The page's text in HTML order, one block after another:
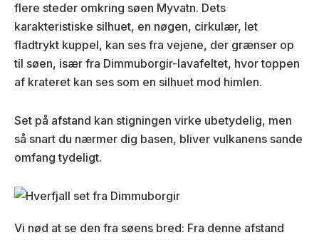
flere steder omkring søen Myvatn. Dets
karakteristiske silhuet, en nøgen, cirkulær, let
fladtrykt kuppel, kan ses fra vejene, der grænser op
til søen, især fra Dimmuborgir-lavafeltet, hvor toppen
af krateret kan ses som en silhuet mod himlen.
Set på afstand kan stigningen virke ubetydelig, men
så snart du nærmer dig basen, bliver vulkanens sande
omfang tydeligt.
Vi nød at se den fra søens bred: Fra denne afstand